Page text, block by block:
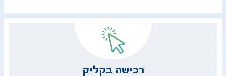
​​​רכישה בקליק​​​​​